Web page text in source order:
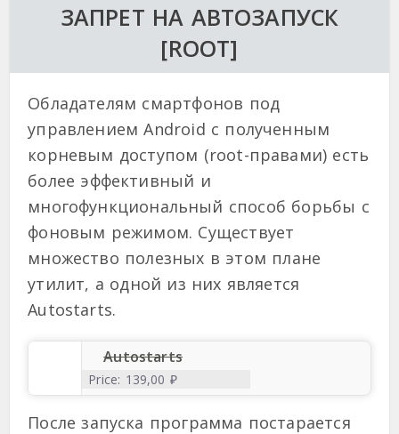
ЗАПРЕТ НА АВТОЗАПУСК
[ROOT]
Обладателям смартфонов под
управлением Android с полученным
корневым доступом (root-правами) есть
более эффективный и
многофункциональный способ борьбы с
фоновым режимом. Существует
множество полезных в этом плане
утилит, а одной из них является
Autostarts.
Autostarts
Price: 139,00 ₽
После запуска программа постарается